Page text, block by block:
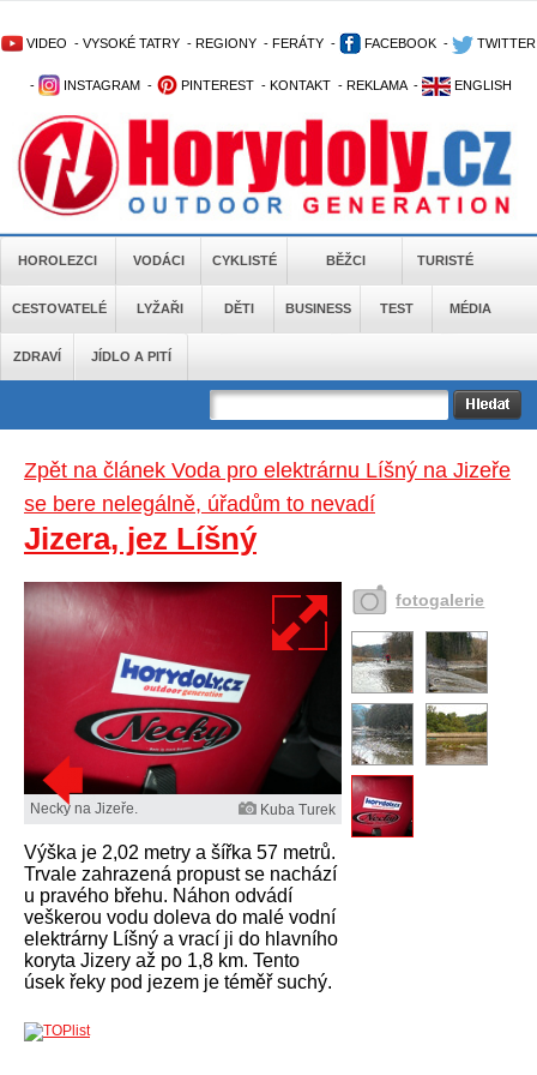
VIDEO - VYSOKÉ TATRY - REGIONY - FERÁTY - FACEBOOK - TWITTER
- INSTAGRAM - PINTEREST - KONTAKT - REKLAMA - ENGLISH
HOROLEZCI VODÁCI CYKLISTÉ BĚŽCI TURISTÉ
CESTOVATELÉ LYŽAŘI DĚTI BUSINESS TEST MÉDIA
ZDRAVÍ JÍDLO A PITÍ
Zpět na článek Voda pro elektrárnu Líšný na Jizeře
se bere nelegálně, úřadům to nevadí
Jizera, jez Líšný
Necky na Jizeře. Kuba Turek
Výška je 2,02 metry a šířka 57 metrů.
Trvale zahrazená propust se nachází
u pravého břehu. Náhon odvádí
veškerou vodu doleva do malé vodní
elektrárny Líšný a vrací ji do hlavního
koryta Jizery až po 1,8 km. Tento
úsek řeky pod jezem je téměř suchý.
fotogalerie